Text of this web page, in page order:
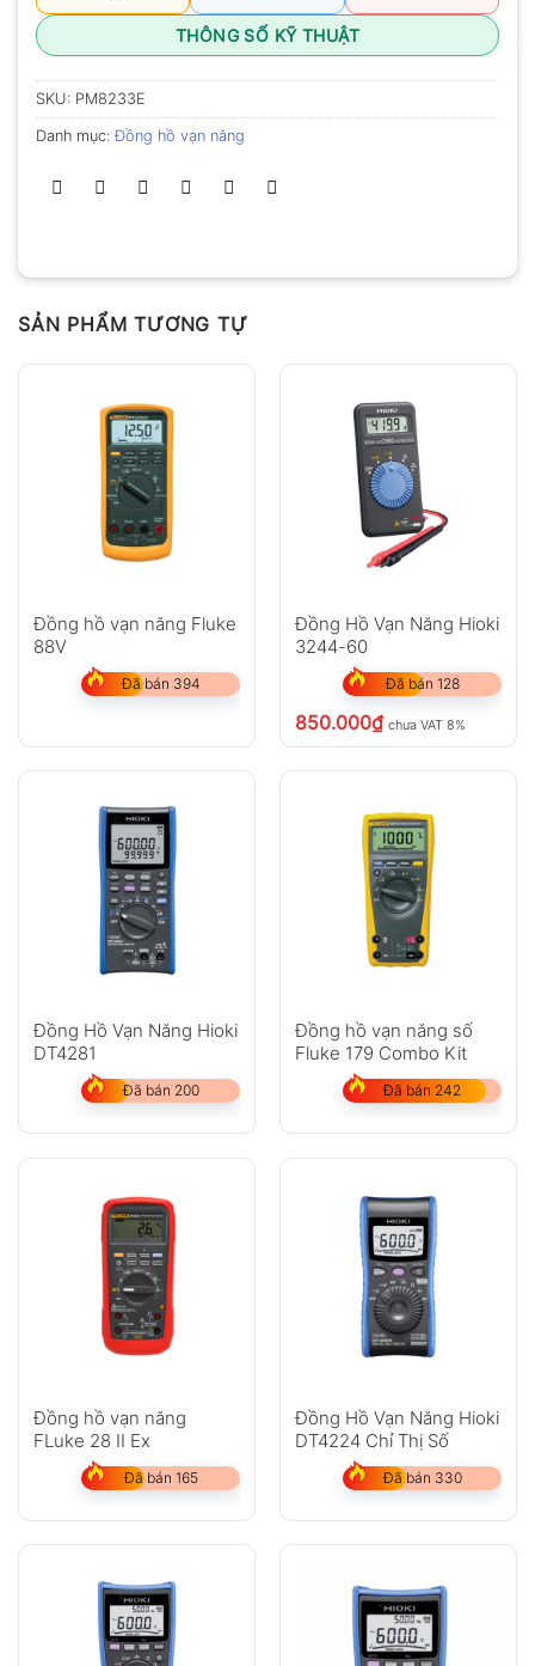
THÔNG SỐ KỸ THUẬT
SKU: PM8233E
Danh mục:Đồng hồ vạn năng
SẢN PHẨM TƯƠNG TỰ
Đồng hồ vạn năng Fluke
88V
Đã bán 394
Đồng Hồ Vạn Năng Hioki
3244-60
Đã bán 128
850.000₫ chưa VAT 8%
Đồng Hồ Vạn Năng Hioki
DT4281
Đã bán 200
Đồng hồ vạn năng số
Fluke 179 Combo Kit
Đã bán 242
Đồng hồ vạn năng
FLuke 28 II Ex
Đã bán 165
Đồng Hồ Vạn Năng Hioki
DT4224 Chỉ Thị Số
Đã bán 330